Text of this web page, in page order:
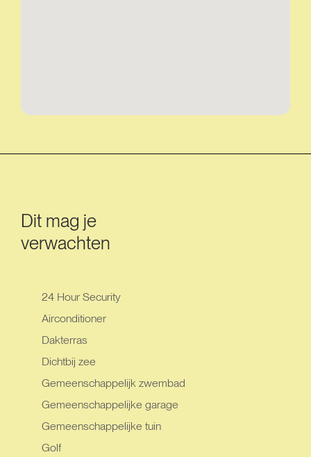
Dit mag je
verwachten
24 Hour Security
Airconditioner
Dakterras
Dichtbij zee
Gemeenschappelijk zwembad
Gemeenschappelijke garage
Gemeenschappelijke tuin
Golf